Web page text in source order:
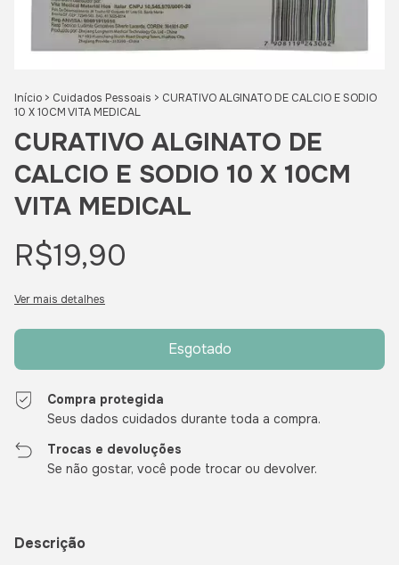
Início > Cuidados Pessoais > CURATIVO ALGINATO DE CALCIO E SODIO
10 X 10CM VITA MEDICAL
CURATIVO ALGINATO DE
CALCIO E SODIO 10 X 10CM
VITA MEDICAL
R$19,90
Ver mais detalhes
Compra protegida
Seus dados cuidados durante toda a compra.
Trocas e devoluções
Se não gostar, você pode trocar ou devolver.
Descrição